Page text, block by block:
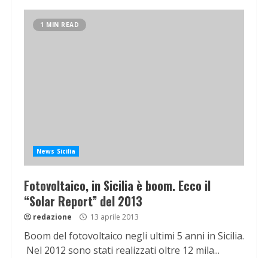
1 MIN READ
News Sicilia
Fotovoltaico, in Sicilia è boom. Ecco il
“Solar Report” del 2013
redazione 13 aprile 2013
Boom del fotovoltaico negli ultimi 5 anni in Sicilia.
Nel 2012 sono stati realizzati oltre 12 mila...